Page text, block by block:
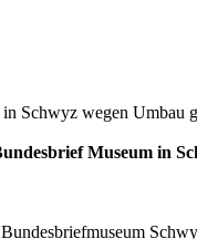
Schwyz wegen Umbau
Museum in